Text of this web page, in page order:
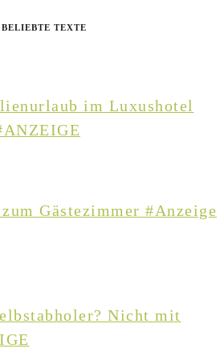
BELIEBTE TEXTE
im Luxushotel
Gästezimmer #Anzeige
Nicht mit